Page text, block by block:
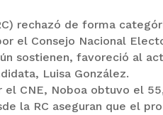
rechazó de forma
el Consejo Nacional
sostienen, favoreció al
Luisa González.
el CNE, Noboa obtuvo el
la RC aseguran que el